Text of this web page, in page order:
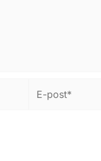
post*